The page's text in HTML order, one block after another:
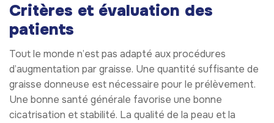
Critères et évaluation des
patients
Tout le monde n’est pas adapté aux procédures
d’augmentation par graisse. Une quantité suffisante de
graisse donneuse est nécessaire pour le prélèvement.
Une bonne santé générale favorise une bonne
cicatrisation et stabilité. La qualité de la peau et la